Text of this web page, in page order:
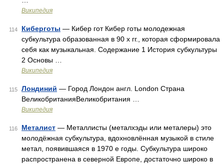
Википедия
114 Киберготы — Кибер гот Кибер готы молодежная
субкультура образованная в 90 х гг., которая сформировала
себя как музыкальная. Содержание 1 История субкультуры
2 Основы …
Википедия
115 Лондиний — Город Лондон англ. London Страна
ВеликобританияВеликобритания …
Википедия
116 Металист — Металлисты (металхэды или металеры) это
молодёжная субкультура, вдохновлённая музыкой в стиле
метал, появившаяся в 1970 е годы. Субкультура широко
распространена в северной Европе, достаточно широко в